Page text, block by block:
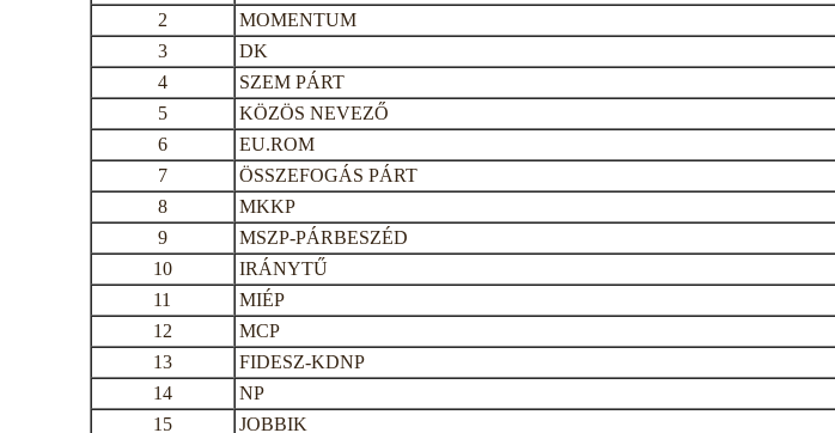
2
MOMENTUM
3
DK
4
SZEM PÁRT
5
KÖZÖS NEVEZŐ
6
EU.ROM
7
ÖSSZEFOGÁS PÁRT
8
MKKP
9
MSZP-PÁRBESZÉD
10
IRÁNYTŰ
11
MIÉP
12
MCP
13
FIDESZ-KDNP
14
NP
15
JOBBIK